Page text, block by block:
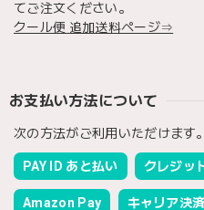
てご注文ください。
クール便 追加送料ページ⇒
お支払い方法について
次の方法がご利用いただけます。
PAY ID あと払い クレジッ
Amazon Pay キャリア決済